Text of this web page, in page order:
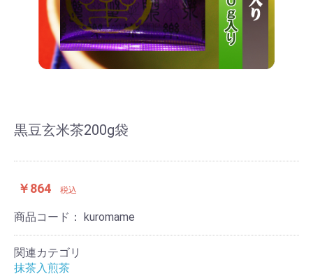
黒豆玄米茶200g袋
￥864 税込
商品コード： kuromame
関連カテゴリ
抹茶入煎茶